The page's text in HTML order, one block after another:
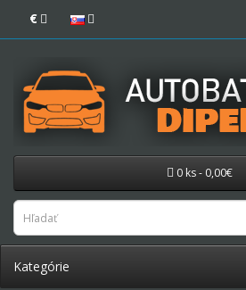
€
0 ks - 0,00€
Kategórie